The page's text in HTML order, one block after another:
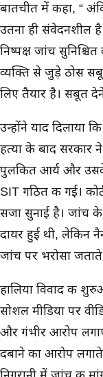
बातचीत में कहा, “
उतना ही संवेदनशील
निष्पक्ष जांच
व्यक्ति से जुड़े ठोस
लिए तैयार है। सबूत देने
उन्होंने याद दिलाया
हत्या के बाद सरकार ने
पुलकित आर्य और उसके
SIT गठित की गई।
सजा सुनाई है। जांच के
दायर हुई थी, लेकिन
जांच पर भरोसा
हालिया विवाद की
सोशल मीडिया पर
और गंभीर आरोप
दबाने का आरोप